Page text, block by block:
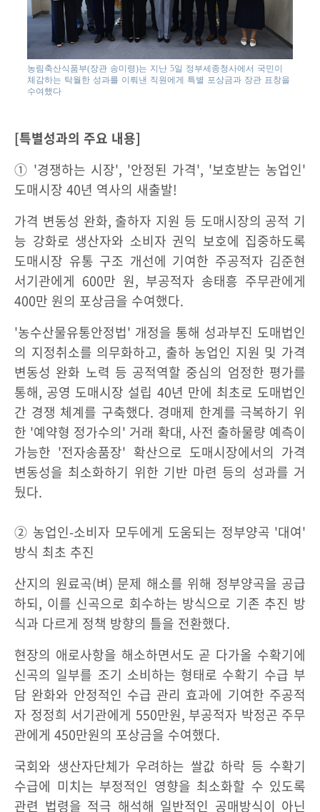
농림축산식품부(장관 송미령)는 지난 5일 정부세종청사에서 국민이
체감하는 탁월한 성과를 이뤄낸 직원에게 특별 포상금과 장관 표창을
수여했다
[특별성과의 주요 내용]
① '경쟁하는 시장', '안정된 가격', '보호받는 농업인'
도매시장 40년 역사의 새출발!
가격 변동성 완화, 출하자 지원 등 도매시장의 공적 기
능 강화로 생산자와 소비자 권익 보호에 집중하도록
도매시장 유통 구조 개선에 기여한 주공적자 김준현
서기관에게 600만 원, 부공적자 송태흥 주무관에게
400만 원의 포상금을 수여했다.
'농수산물유통안정법' 개정을 통해 성과부진 도매법인
의 지정취소를 의무화하고, 출하 농업인 지원 및 가격
변동성 완화 노력 등 공적역할 중심의 엄정한 평가를
통해, 공영 도매시장 설립 40년 만에 최초로 도매법인
간 경쟁 체계를 구축했다. 경매제 한계를 극복하기 위
한 '예약형 정가수의' 거래 확대, 사전 출하물량 예측이
가능한 '전자송품장' 확산으로 도매시장에서의 가격
변동성을 최소화하기 위한 기반 마련 등의 성과를 거
뒀다.
② 농업인-소비자 모두에게 도움되는 정부양곡 '대여'
방식 최초 추진
산지의 원료곡(벼) 문제 해소를 위해 정부양곡을 공급
하되, 이를 신곡으로 회수하는 방식으로 기존 추진 방
식과 다르게 정책 방향의 틀을 전환했다.
현장의 애로사항을 해소하면서도 곧 다가올 수확기에
신곡의 일부를 조기 소비하는 형태로 수확기 수급 부
담 완화와 안정적인 수급 관리 효과에 기여한 주공적
자 정정희 서기관에게 550만원, 부공적자 박정곤 주무
관에게 450만원의 포상금을 수여했다.
국회와 생산자단체가 우려하는 쌀값 하락 등 수확기
수급에 미치는 부정적인 영향을 최소화할 수 있도록
관련 법령을 적극 해석해 일반적인 공매방식이 아닌